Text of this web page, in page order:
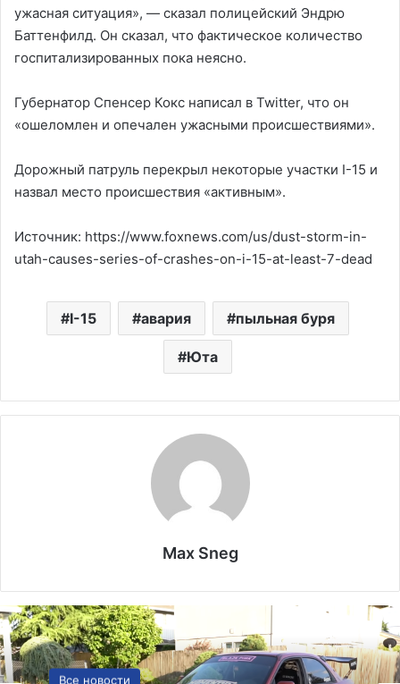
ужасная ситуация», — сказал полицейский Эндрю
Баттенфилд. Он сказал, что фактическое количество
госпитализированных пока неясно.
Губернатор Спенсер Кокс написал в Twitter, что он
«ошеломлен и опечален ужасными происшествиями».
Дорожный патруль перекрыл некоторые участки I-15 и
назвал место происшествия «активным».
Источник: https://www.foxnews.com/us/dust-storm-in-
utah-causes-series-of-crashes-on-i-15-at-least-7-dead
I-15 авария пыльная буря
Юта
Max Sneg